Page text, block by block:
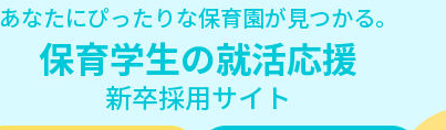
あなたにぴったりな保育園が見つかる。
保育学生の就活応援
新卒採用サイト